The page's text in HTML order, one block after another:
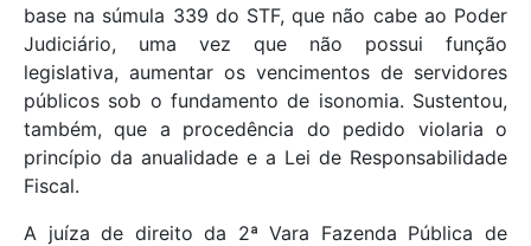
base na súmula 339 do STF, que não cabe ao Poder
Judiciário, uma vez que não possui função
legislativa, aumentar os vencimentos de servidores
públicos sob o fundamento de isonomia. Sustentou,
também, que a procedência do pedido violaria o
princípio da anualidade e a Lei de Responsabilidade
Fiscal.
A juíza de direito da 2ª Vara Fazenda Pública de